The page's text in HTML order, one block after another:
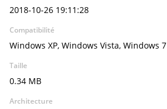
2018-10-26 19:11:28
Compatibilité
Windows XP, Windows Vista, Windows 7
Taille
0.34 MB
Architecture